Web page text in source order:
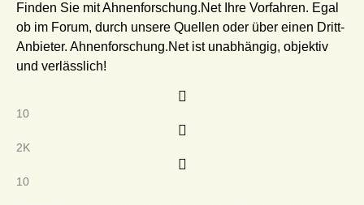
Finden Sie mit Ahnenforschung.Net Ihre Vorfahren. Egal
ob im Forum, durch unsere Quellen oder über einen Dritt-
Anbieter. Ahnenforschung.Net ist unabhängig, objektiv
und verlässlich!
10
2K
10